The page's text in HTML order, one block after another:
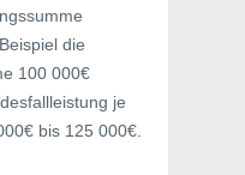
die
100 000€
je
bis 125 000€.